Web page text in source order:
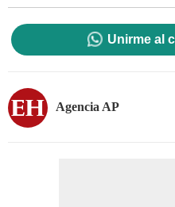
Unirme al
Agencia AP